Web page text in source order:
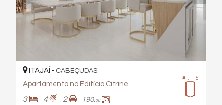
#1.115
ITAJAÍ - CABEÇUDAS
Apartamento no Edifício Citrine
3 4 2 190,00